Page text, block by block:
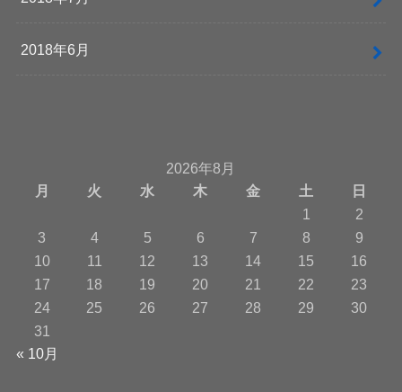
2018年6月
2026年8月
月
火 水 木 金 土
日
1
2
3
4 5 6 7 8
9
10
11 12 13 14 15
16
17
18 19 20 21 22
23
24
25 26 27 28 29
30
31
« 10月